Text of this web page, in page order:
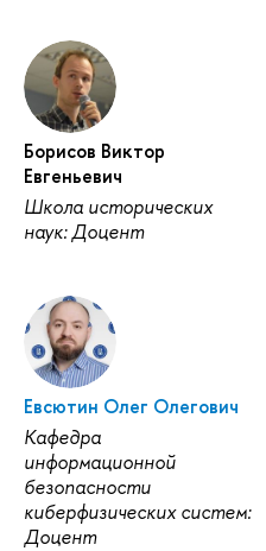
Борисов Виктор
Евгеньевич
Школа исторических
наук: Доцент
Евсютин Олег Олегович
Кафедра
информационной
безопасности
киберфизических систем:
Доцент